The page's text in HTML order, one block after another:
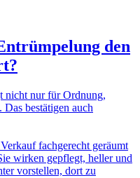
den
nicht nur für Ordnung,
bestätigen auch
fachgerecht geräumt
wirken gepflegt, heller und
vorstellen, dort zu